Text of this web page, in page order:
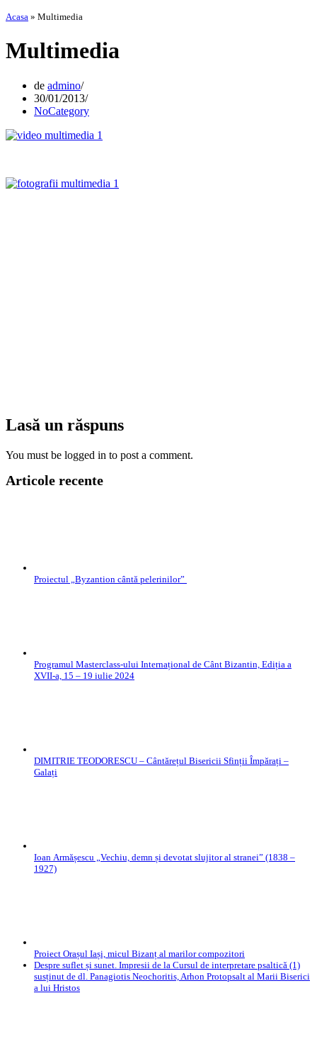
Acasa » Multimedia
Multimedia
de admino
30/01/2013
NoCategory
Lasă un răspuns
You must be logged in to post a comment.
Articole recente
Proiectul „Byzantion cântă pelerinilor”
Programul Masterclass-ului Internațional de Cânt Bizantin, Ediția a
XVII-a, 15 – 19 iulie 2024
DIMITRIE TEODORESCU – Cântărețul Bisericii Sfinții Împărați –
Galați
Ioan Armășescu „Vechiu, demn și devotat slujitor al stranei” (1838 –
1927)
Proiect Orașul Iași, micul Bizanț al marilor compozitori
Despre suflet și sunet. Impresii de la Cursul de interpretare psaltică (1)
susținut de dl. Panagiotis Neochoritis, Arhon Protopsalt al Marii Biserici
a lui Hristos